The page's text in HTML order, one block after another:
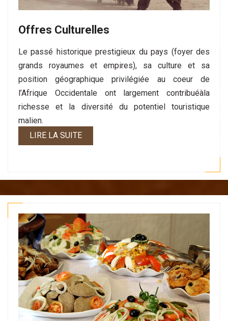
Offres Culturelles
Le passé historique prestigieux du pays (foyer des
grands royaumes et empires), sa culture et sa
position géographique privilégiée au coeur de
l’Afrique Occidentale ont largement contribuéàla
richesse et la diversité du potentiel touristique
malien.
LIRE LA SUITE